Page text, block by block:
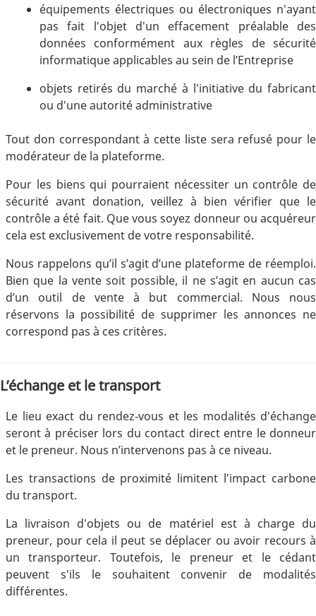
équipements électriques ou électroniques n'ayant
pas fait l'objet d'un effacement préalable des
données conformément aux règles de sécurité
informatique applicables au sein de l’Entreprise
objets retirés du marché à l'initiative du fabricant
ou d'une autorité administrative
Tout don correspondant à cette liste sera refusé pour le
modérateur de la plateforme.
Pour les biens qui pourraient nécessiter un contrôle de
sécurité avant donation, veillez à bien vérifier que le
contrôle a été fait. Que vous soyez donneur ou acquéreur
cela est exclusivement de votre responsabilité.
Nous rappelons qu’il s’agit d’une plateforme de réemploi.
Bien que la vente soit possible, il ne s’agit en aucun cas
d’un outil de vente à but commercial. Nous nous
réservons la possibilité de supprimer les annonces ne
correspond pas à ces critères.
L’échange et le transport
Le lieu exact du rendez-vous et les modalités d'échange
seront à préciser lors du contact direct entre le donneur
et le preneur. Nous n’intervenons pas à ce niveau.
Les transactions de proximité limitent l'impact carbone
du transport.
La livraison d'objets ou de matériel est à charge du
preneur, pour cela il peut se déplacer ou avoir recours à
un transporteur. Toutefois, le preneur et le cédant
peuvent s'ils le souhaitent convenir de modalités
différentes.